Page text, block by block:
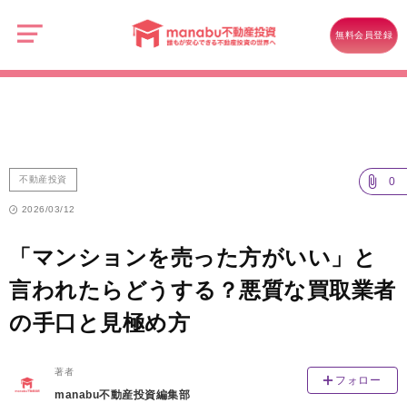
無料会員登録
「マンションを売った方がいい」と言われたらどうする？悪質な買取業
不動産投資 0
2026/03/12
「マンションを売った方がいい」と
言われたらどうする？悪質な買取業者
の手口と見極め方
著者
manabu不動産投資編集部
フォロー